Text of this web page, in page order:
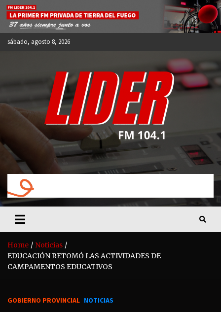
Skip
content
sábado, agosto 8, 2026
FM LIDER 104.1
Home
Noticias
EDUCACIÓN RETOMÓ LAS ACTIVIDADES DE
CAMPAMENTOS EDUCATIVOS
GOBIERNO PROVINCIAL NOTICIAS